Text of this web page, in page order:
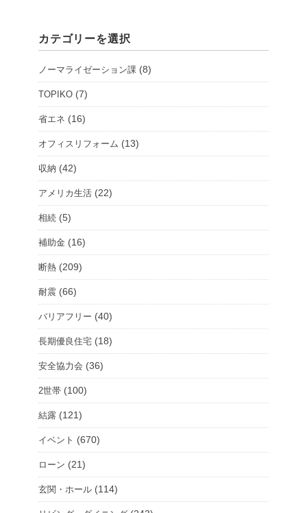
ョ
ル
ー
ム
を
選
択
カテゴリーを選択
ノーマライゼーション課 (8)
TOPIKO (7)
省エネ (16)
オフィスリフォーム (13)
収納 (42)
アメリカ生活 (22)
相続 (5)
補助金 (16)
断熱 (209)
耐震 (66)
バリアフリー (40)
長期優良住宅 (18)
安全協力会 (36)
2世帯 (100)
結露 (121)
イベント (670)
ローン (21)
玄関・ホール (114)